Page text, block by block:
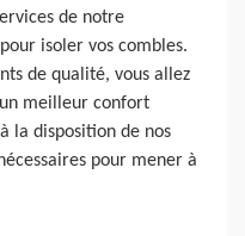
de notre
isoler vos combles.
de qualité, vous allez
un meilleur confort
la disposition de nos
pour mener à